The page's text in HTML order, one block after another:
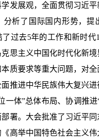
发展观，全面贯彻习近
分析了国际国内形势，提
过去5年的工作和新时代
思主义中国化时代化新
质要求等重大问题，对
推进中华民族伟大复兴
一体”总体布局、协调推
署。大会批准了习近平
高举中国特色社会主义